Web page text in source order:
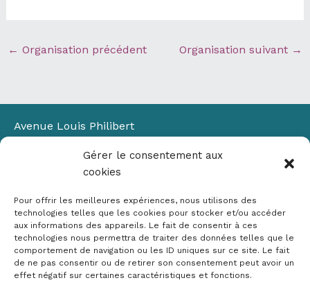
Gérer le consentement aux
cookies
Pour offrir les meilleures expériences, nous utilisons des
technologies telles que les cookies pour stocker et/ou accéder
aux informations des appareils. Le fait de consentir à ces
technologies nous permettra de traiter des données telles que le
comportement de navigation ou les ID uniques sur ce site. Le fait
de ne pas consentir ou de retirer son consentement peut avoir un
effet négatif sur certaines caractéristiques et fonctions.
← Organisation précédent Organisation suivant →
Avenue Louis Philibert
Bâtiment Laennec
13100 Aix-en-Provence
✉ contact@crige-paca.org